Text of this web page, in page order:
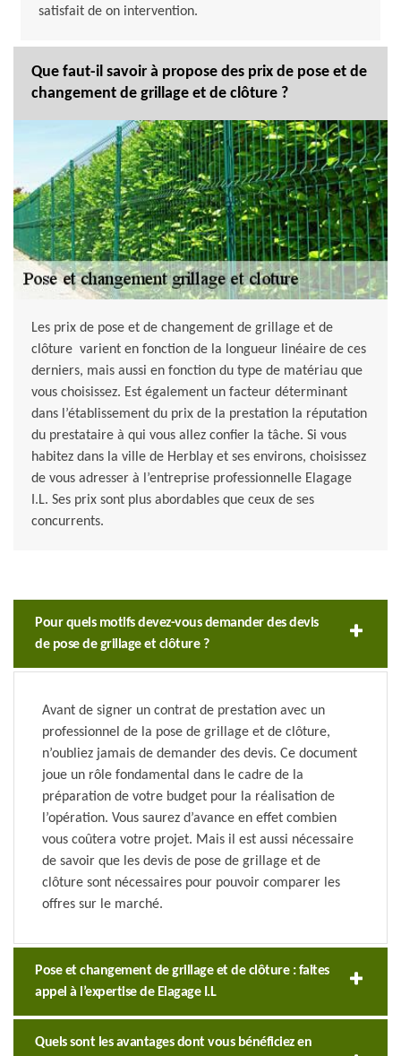
satisfait de on intervention.
Que faut-il savoir à propose des prix de pose et de
changement de grillage et de clôture ?
Les prix de pose et de changement de grillage et de
clôture varient en fonction de la longueur linéaire de ces
derniers, mais aussi en fonction du type de matériau que
vous choisissez. Est également un facteur déterminant
dans l’établissement du prix de la prestation la réputation
du prestataire à qui vous allez confier la tâche. Si vous
habitez dans la ville de Herblay et ses environs, choisissez
de vous adresser à l’entreprise professionnelle Elagage
I.L. Ses prix sont plus abordables que ceux de ses
concurrents.
Pour quels motifs devez-vous demander des devis
de pose de grillage et clôture ?
Avant de signer un contrat de prestation avec un
professionnel de la pose de grillage et de clôture,
n’oubliez jamais de demander des devis. Ce document
joue un rôle fondamental dans le cadre de la
préparation de votre budget pour la réalisation de
l’opération. Vous saurez d’avance en effet combien
vous coûtera votre projet. Mais il est aussi nécessaire
de savoir que les devis de pose de grillage et de
clôture sont nécessaires pour pouvoir comparer les
offres sur le marché.
Pose et changement de grillage et de clôture : faites
appel à l’expertise de Elagage I.L
Quels sont les avantages dont vous bénéficiez en